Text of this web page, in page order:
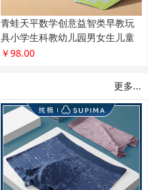
青蛙天平数学创意益智类早教玩
具小学生科教幼儿园男女生儿童
礼物
￥98.00
更多...